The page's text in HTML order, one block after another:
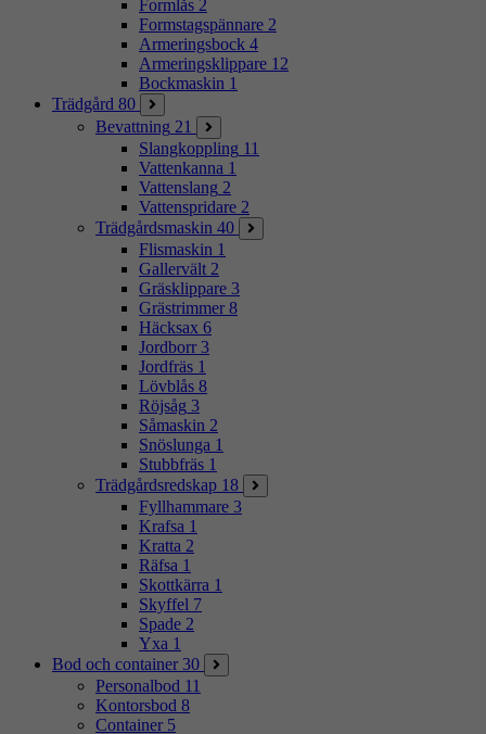
Formlås 2
Formstagspännare 2
Armeringsbock 4
Armeringsklippare 12
Bockmaskin 1
Trädgård 80
Bevattning 21
Slangkoppling 11
Vattenkanna 1
Vattenslang 2
Vattenspridare 2
Trädgårdsmaskin 40
Flismaskin 1
Gallervält 2
Gräsklippare 3
Grästrimmer 8
Häcksax 6
Jordborr 3
Jordfräs 1
Lövblås 8
Röjsåg 3
Såmaskin 2
Snöslunga 1
Stubbfräs 1
Trädgårdsredskap 18
Fyllhammare 3
Krafsa 1
Kratta 2
Räfsa 1
Skottkärra 1
Skyffel 7
Spade 2
Yxa 1
Bod och container 30
Personalbod 11
Kontorsbod 8
Container 5